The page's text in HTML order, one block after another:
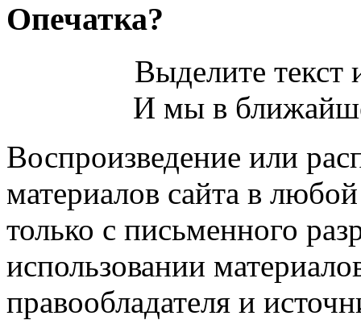
Опечатка?
Выделите
И мы в
Воспроизведение или
материалов сайта в
только с письменного
использовании
правообладателя и